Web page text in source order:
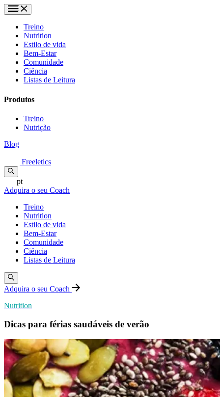
Treino
Nutrition
Estilo de vida
Bem-Estar
Comunidade
Ciência
Listas de Leitura
Produtos
Treino
Nutrição
Blog
Freeletics
pt
Adquira o seu Coach
Treino
Nutrition
Estilo de vida
Bem-Estar
Comunidade
Ciência
Listas de Leitura
Adquira o seu Coach
Nutrition
Dicas para férias saudáveis de verão